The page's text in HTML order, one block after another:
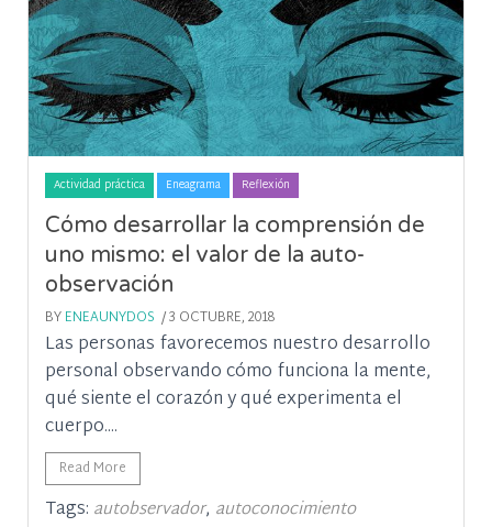
Actividad práctica Eneagrama Reflexión
Cómo desarrollar la comprensión de
uno mismo: el valor de la auto-
observación
BYENEAUNYDOS / 3 OCTUBRE, 2018
Las personas favorecemos nuestro desarrollo
personal observando cómo funciona la mente,
qué siente el corazón y qué experimenta el
cuerpo....
Read More
Tags: autobservador, autoconocimiento